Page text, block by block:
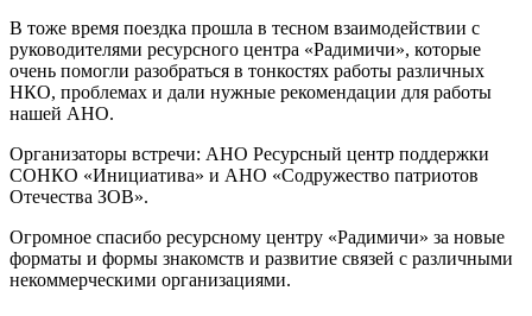
В тоже время поездка прошла в тесном взаимодействии с
руководителями ресурсного центра «Радимичи», которые
очень помогли разобраться в тонкостях работы различных
НКО, проблемах и дали нужные рекомендации для работы
нашей АНО.
Организаторы встречи: АНО Ресурсный центр поддержки
СОНКО «Инициатива» и АНО «Содружество патриотов
Отечества ЗОВ».
Огромное спасибо ресурсному центру «Радимичи» за новые
форматы и формы знакомств и развитие связей с различными
некоммерческими организациями.